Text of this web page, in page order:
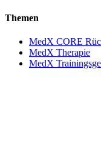
Themen
MedX CORE
MedX Therapie
MedX